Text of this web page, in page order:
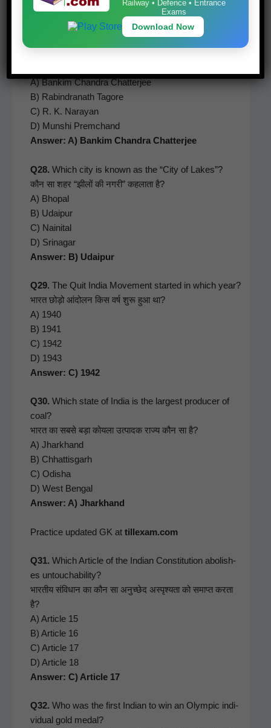
D) Rome
Answer: C) Geneva
A) Bankim Chan­dra Chat­ter­jee
B) Rabindranath Tagore
C) R. K. Narayan
D) Mun­shi Prem­c­hand
Answer: A) Bankim Chan­dra Chatterjee
Q28. Which city is known as the “City of Lakes”?
कौन सा शहर “झीलों की नगरी” कहलाता है?
A) Bhopal
B) Udaipur
C) Naini­tal
D) Sri­na­gar
Answer: B) Udaipur
Q29. The Quit India Move­ment start­ed in which year?
भारत छोड़ो आंदोलन किस वर्ष शुरू हुआ था?
A) 1940
B) 1941
C) 1942
D) 1943
Answer: C) 1942
Q30. Which state of India is the largest pro­duc­er of
coal?
भारत का सबसे बड़ा कोयला उत्पादक राज्य कौन सा है?
A) Jhark­hand
B) Chhat­tis­garh
C) Odisha
D) West Ben­gal
Answer: A) Jharkhand
Prac­tice updat­ed GK at tillexam.com
Q31. Which Arti­cle of the Indi­an Con­sti­tu­tion abol­ish­
es untouch­a­bil­i­ty?
भारतीय संविधान का कौन सा अनुच्छेद अस्पृश्यता को समाप्त करता
है?
A) Arti­cle 15
B) Arti­cle 16
C) Arti­cle 17
D) Arti­cle 18
Answer: C) Arti­cle 17
Q32. Who was the first Indi­an to win an Olympic indi­
vid­ual gold medal?
Railway • Defence • Entrance
Exams
Download Now